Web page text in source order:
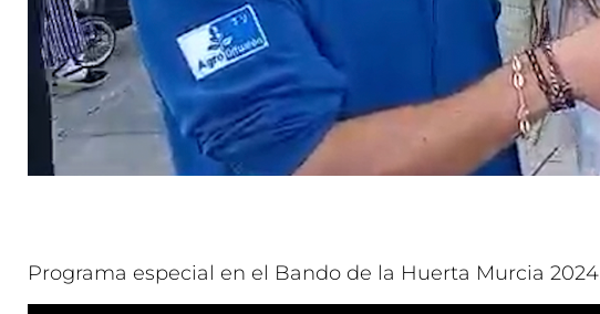
Programa especial en el Bando de la Huerta Murcia 2024